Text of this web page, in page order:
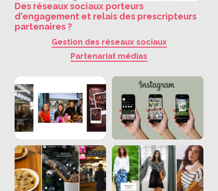
Des réseaux sociaux porteurs
d'engagement et relais des prescripteurs
partenaires ?
Gestion des réseaux sociaux
Partenariat médias